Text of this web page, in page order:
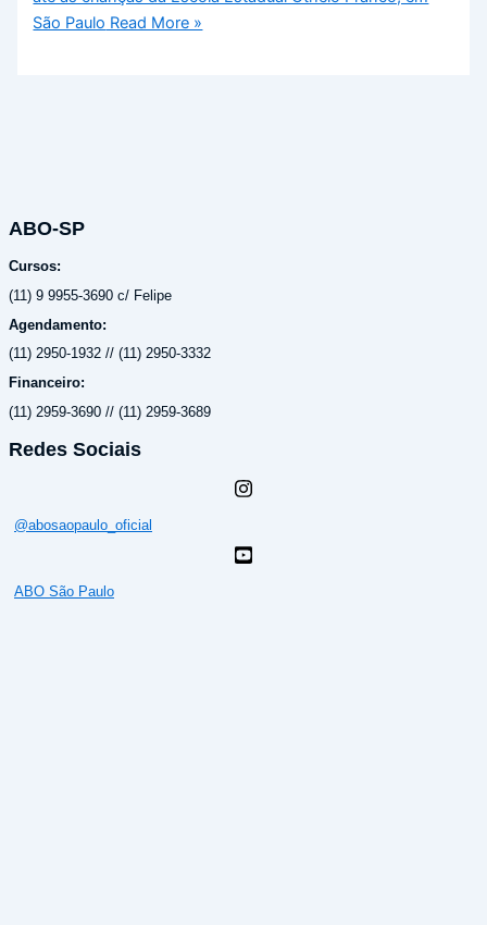
São Paulo Read More »
ABO-SP
Cursos:
(11) 9 9955-3690 c/ Felipe
Agendamento:
(11) 2950-1932 // (11) 2950-3332
Financeiro:
(11) 2959-3690 // (11) 2959-3689
Redes Sociais
@abosaopaulo_oficial
ABO São Paulo